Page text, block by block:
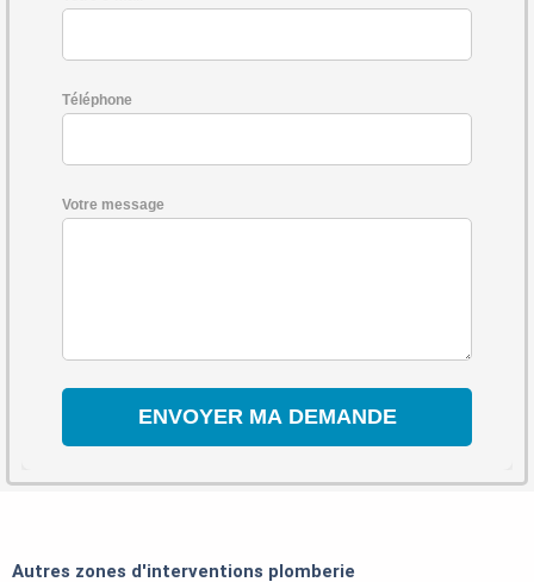
Téléphone
Votre message
Autres zones d'interventions plomberie